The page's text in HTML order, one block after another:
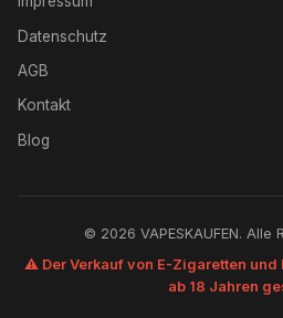
Datenschutz
AGB
Kontakt
Blog
© 2026 VAPESKAUFEN. Alle
⚠️ Der Verkauf von E-Zigaretten und
ab 18 Jahren